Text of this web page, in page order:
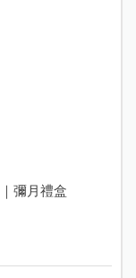
彌月禮盒